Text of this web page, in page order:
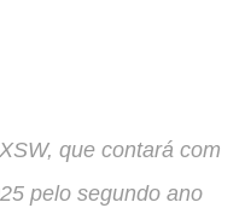
que contará com
pelo segundo ano